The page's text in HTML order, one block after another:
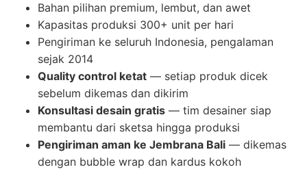
Bahan pilihan premium, lembut, dan awet
Kapasitas produksi 300+ unit per hari
Pengiriman ke seluruh Indonesia, pengalaman
sejak 2014
Quality control ketat — setiap produk dicek
sebelum dikemas dan dikirim
Konsultasi desain gratis — tim desainer siap
membantu dari sketsa hingga produksi
Pengiriman aman ke Jembrana Bali — dikemas
dengan bubble wrap dan kardus kokoh